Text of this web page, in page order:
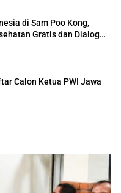
di Sam Poo Kong,
Gratis dan Dialog
Calon Ketua PWI Jawa